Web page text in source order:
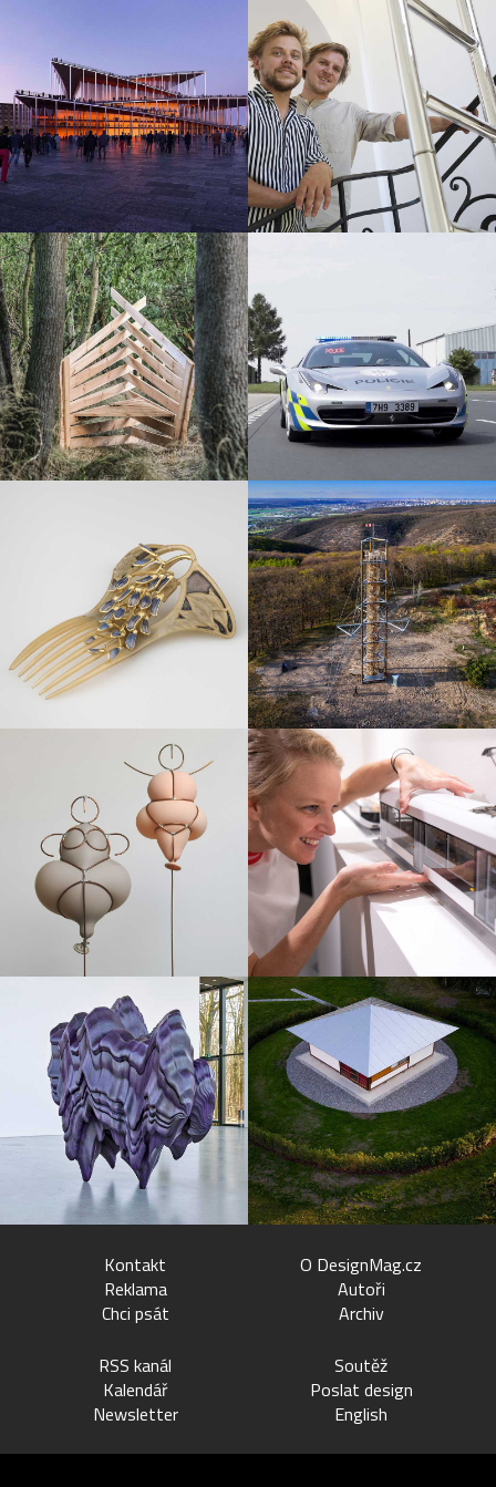
Kontakt
Reklama
Chci psát
O DesignMag.cz
Autoři
Archiv
RSS kanál
Kalendář
Newsletter
Soutěž
Poslat design
English